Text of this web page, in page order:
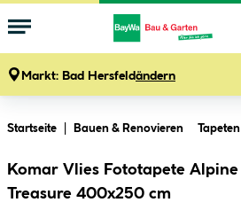
Markt: Bad Hersfeldändern
Startseite Bauen & Renovieren Tapeten
Komar Vlies Fototapete Alpine
Treasure 400x250 cm